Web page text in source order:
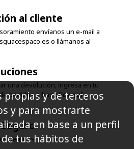
envíanos un e-mail a
o llámanos al
una devolución, ingresa en tu
pedidos o
seguros
propias y de terceros
y para mostrarte
en base a un perfil
tus hábitos de